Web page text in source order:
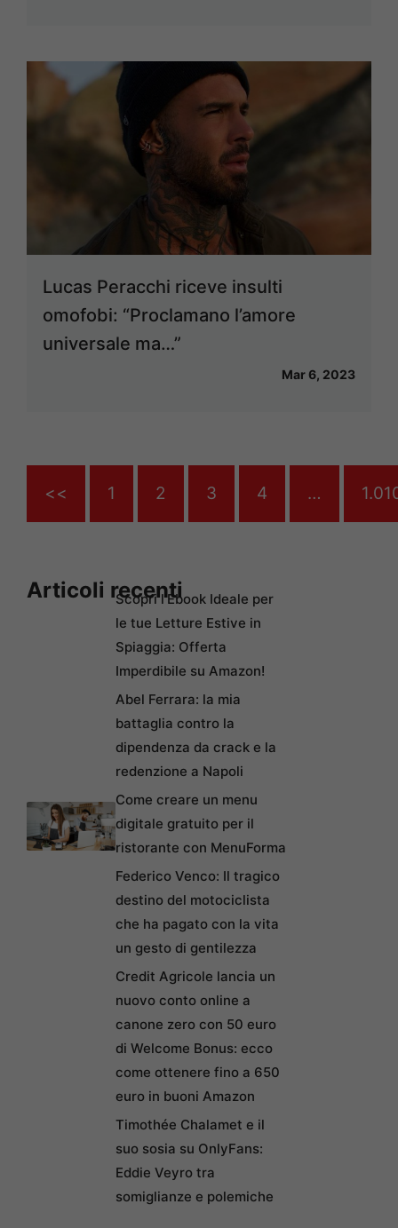
Lucas Peracchi riceve insulti
omofobi: “Proclamano l’amore
universale ma…”
Mar 6, 2023
<< 1 2 3 4 …
Articoli recentiScopri l’Ebook Ideale per
le tue Letture Estive in
Spiaggia: Offerta
Imperdibile su Amazon!
Abel Ferrara: la mia
battaglia contro la
dipendenza da crack e la
redenzione a Napoli
Come creare un menu
digitale gratuito per il
ristorante con MenuForma
Federico Venco: Il tragico
destino del motociclista
che ha pagato con la vita
un gesto di gentilezza
Credit Agricole lancia un
nuovo conto online a
canone zero con 50 euro
di Welcome Bonus: ecco
come ottenere fino a 650
euro in buoni Amazon
Timothée Chalamet e il
suo sosia su OnlyFans:
Eddie Veyro tra
somiglianze e polemiche